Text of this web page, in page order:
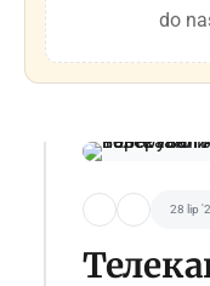
do
28 lip